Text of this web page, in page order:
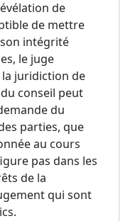
de
de mettre
intégrité
le juge
juridiction de
conseil peut
du
parties, que
au cours
pas dans les
de la
qui sont